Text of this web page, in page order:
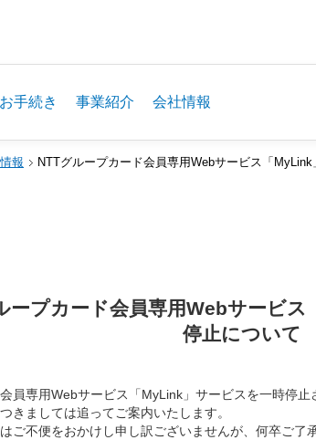
手続き 事業紹介 会社情報
報 NTTグループカード会員専用Webサービス「
ープカード会員専用Webサービ
停止について
員専用Webサービス「MyLink」サービスを一時停止
きましては追ってご案内いたします。
ご不便をおかけし申し訳ございませんが、何卒ご了